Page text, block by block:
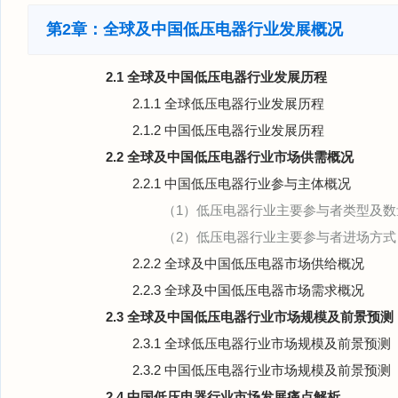
第2章：全球及中国低压电器行业发展概况
2.1 全球及中国低压电器行业发展历程
2.1.1 全球低压电器行业发展历程
2.1.2 中国低压电器行业发展历程
2.2 全球及中国低压电器行业市场供需概况
2.2.1 中国低压电器行业参与主体概况
（1）低压电器行业主要参与者类型及
（2）低压电器行业主要参与者进场方式
2.2.2 全球及中国低压电器市场供给概况
2.2.3 全球及中国低压电器市场需求概况
2.3 全球及中国低压电器行业市场规模及前景预测
2.3.1 全球低压电器行业市场规模及前景预测
2.3.2 中国低压电器行业市场规模及前景预测